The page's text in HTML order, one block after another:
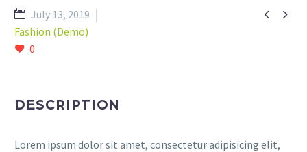
 
July 13, 2019
Fashion (Demo)
0
DESCRIPTION
Lorem ipsum dolor sit amet, consectetur adipisicing elit,